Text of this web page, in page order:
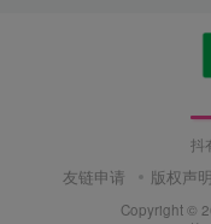
抖
友链申请 版权声明
Copyright ©